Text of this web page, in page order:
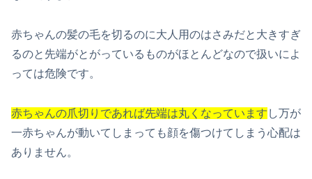
赤ちゃんの髪の毛を切るのに大人用のはさみだと大きすぎ
るのと先端がとがっているものがほとんどなので扱いによ
っては危険です。
赤ちゃんの爪切りであれば先端は丸くなっています し万が
一赤ちゃんが動いてしまっても顔を傷つけてしまう心配は
ありません。